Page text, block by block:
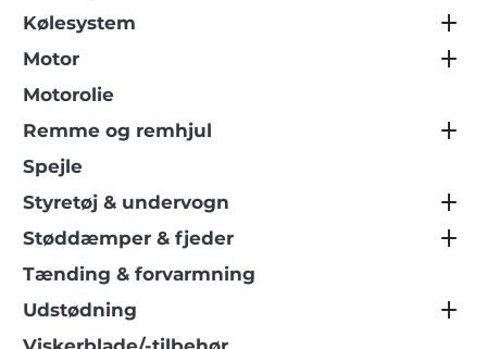
Kølesystem
Motor
Motorolie
Remme og remhjul
Spejle
Styretøj & undervogn
Støddæmper & fjeder
Tænding & forvarmning
Udstødning